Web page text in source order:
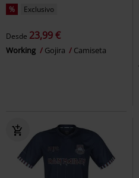
% Exclusivo
Desde 23,99 €
Working Gojira Camiseta